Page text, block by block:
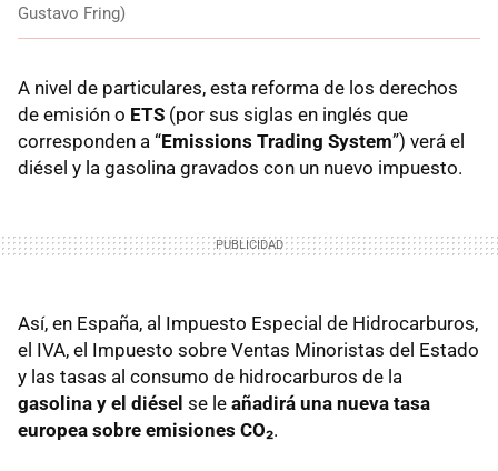
Gustavo Fring)
A nivel de particulares, esta reforma de los derechos
de emisión o ETS (por sus siglas en inglés que
corresponden a “Emissions Trading System”) verá el
diésel y la gasolina gravados con un nuevo impuesto.
Así, en España, al Impuesto Especial de Hidrocarburos,
el IVA, el Impuesto sobre Ventas Minoristas del Estado
y las tasas al consumo de hidrocarburos de la
gasolina y el diésel se le añadirá una nueva tasa
europea sobre emisiones CO₂.